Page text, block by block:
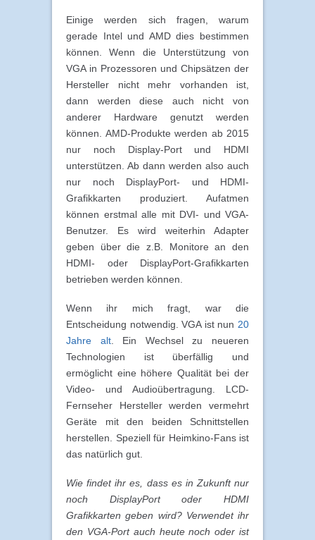
Einige werden sich fragen, warum
gerade Intel und AMD dies bestimmen
können. Wenn die Unterstützung von
VGA in Prozessoren und Chipsätzen der
Hersteller nicht mehr vorhanden ist,
dann werden diese auch nicht von
anderer Hardware genutzt werden
können. AMD-Produkte werden ab 2015
nur noch Display-Port und HDMI
unterstützen. Ab dann werden also auch
nur noch DisplayPort- und HDMI-
Grafikkarten produziert. Aufatmen
können erstmal alle mit DVI- und VGA-
Benutzer. Es wird weiterhin Adapter
geben über die z.B. Monitore an den
HDMI- oder DisplayPort-Grafikkarten
betrieben werden können.
Wenn ihr mich fragt, war die
Entscheidung notwendig. VGA ist nun 20
Jahre alt. Ein Wechsel zu neueren
Technologien ist überfällig und
ermöglicht eine höhere Qualität bei der
Video- und Audioübertragung. LCD-
Fernseher Hersteller werden vermehrt
Geräte mit den beiden Schnittstellen
herstellen. Speziell für Heimkino-Fans ist
das natürlich gut.
Wie findet ihr es, dass es in Zukunft nur
noch DisplayPort oder HDMI
Grafikkarten geben wird? Verwendet ihr
den VGA-Port auch heute noch oder ist